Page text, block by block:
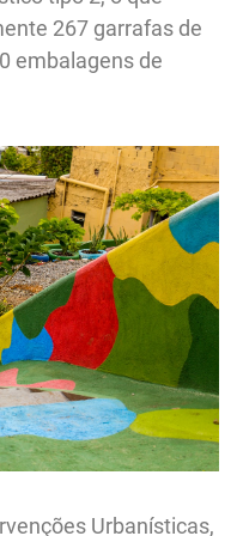
267 garrafas de
embalagens de
Urbanísticas,